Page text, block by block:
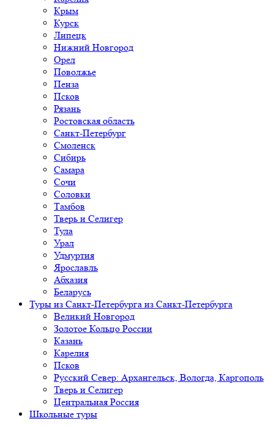
Крым
Курск
Липецк
Нижний Новгород
Орел
Поволжье
Пенза
Псков
Рязань
Ростовская область
Санкт-Петербург
Смоленск
Сибирь
Самара
Сочи
Соловки
Тамбов
Тверь и Селигер
Тула
Урал
Удмуртия
Ярославль
Абхазия
Беларусь
Туры из Санкт-Петербурга из Санкт-Петербурга
Великий Новгород
Золотое Кольцо России
Казань
Карелия
Псков
Русский Север: Архангельск, Вологда, Каргополь
Тверь и Селигер
Центральная Россия
Школьные туры